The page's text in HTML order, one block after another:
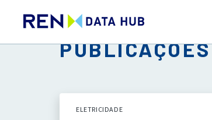
PUBLICAÇÕES
ELETRICIDADE